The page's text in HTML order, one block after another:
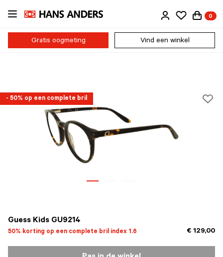
Ga
naar
inhoud
0
Gratis oogmeting Vind een winkel
- 50% op een complete bril
Guess Kids GU9214
50% korting op een complete bril index 1.6 € 129,00